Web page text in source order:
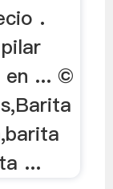
.
en ... ©
...